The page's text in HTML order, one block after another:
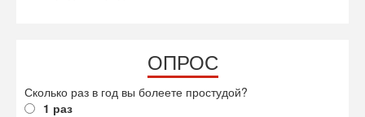
ОПРОС
Сколько раз в год вы болеете простудой?
1 раз